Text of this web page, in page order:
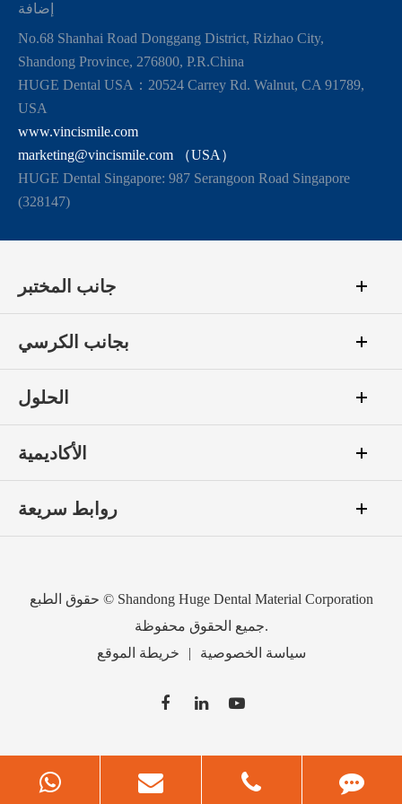
إضافة
No.68 Shanhai Road Donggang District, Rizhao City,
Shandong Province, 276800, P.R.China
HUGE Dental USA：20524 Carrey Rd. Walnut, CA 91789,
USA
www.vincismile.com
marketing@vincismile.com （USA）
HUGE Dental Singapore: 987 Serangoon Road Singapore
(328147)
جانب المختبر
بجانب الكرسي
الحلول
الأكاديمية
روابط سريعة
حقوق الطبع © Shandong Huge Dental Material Corporation
جميع الحقوق محفوظة.
خريطة الموقع
| سياسة الخصوصية